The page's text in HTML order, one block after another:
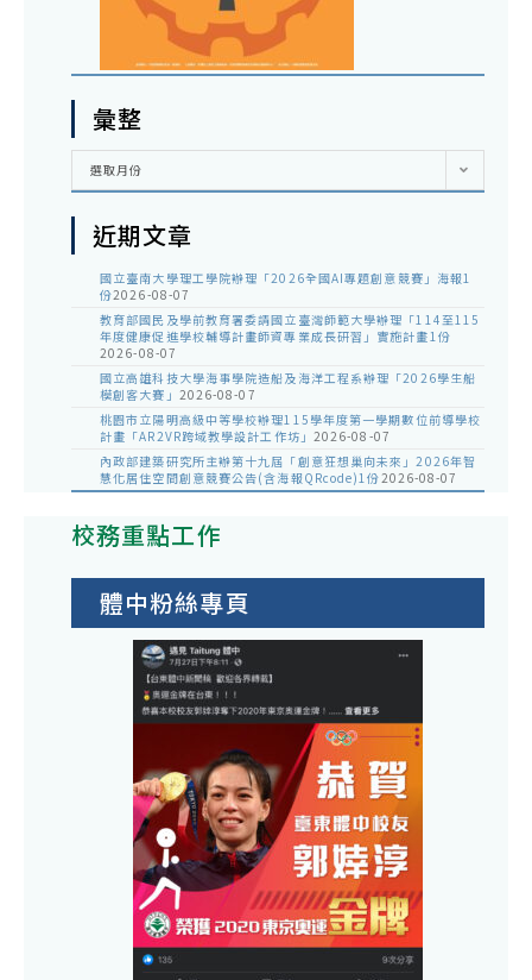
彙整
彙
選取月份
近期文章
國立臺南大學理工學院辦理「2026全國AI專題創意競賽」海報1
份2026-08-07
教育部國民及學前教育署委請國立臺灣師範大學辦理「114至115
年度健康促進學校輔導計畫師資專業成長研習」實施計畫1份
2026-08-07
國立高雄科技大學海事學院造船及海洋工程系辦理「2026學生船
模創客大賽」 2026-08-07
桃園市立陽明高級中等學校辦理115學年度第一學期數位前導學校
計畫「AR2VR跨域教學設計工作坊」 2026-08-07
內政部建築研究所主辦第十九屆「創意狂想巢向未來」2026年智
慧化居住空間創意競賽公告(含海報QRcode)1份2026-08-07
校務重點工作
體中粉絲專頁